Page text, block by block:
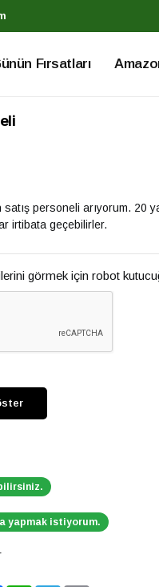
Fırsatları
satış personeli arıyorum. 20
irtibata geçebilirler.
görmek için robot
yapmak istiyorum.